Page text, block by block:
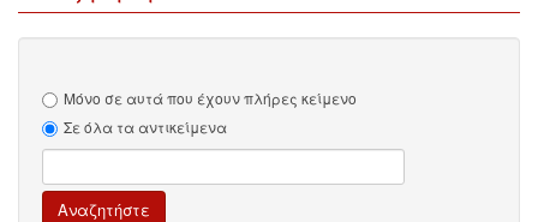
Μόνο σε αυτά που έχουν πλήρες κείμενο
Σε όλα τα αντικείμενα